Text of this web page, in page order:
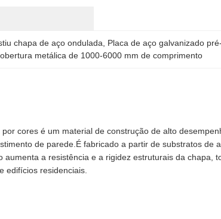
chapa de aço ondulada Placa de aço galvanizado
metálica de 1000-6000 mm de comprimento
cores é um material de construção de alto
de parede.É fabricado a partir de substratos de
aumenta a resistência e a rigidez estruturais da chapa,
edifícios residenciais.